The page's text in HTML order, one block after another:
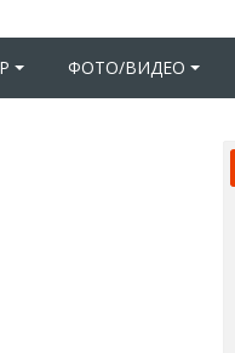
ФОТО/ВИДЕО